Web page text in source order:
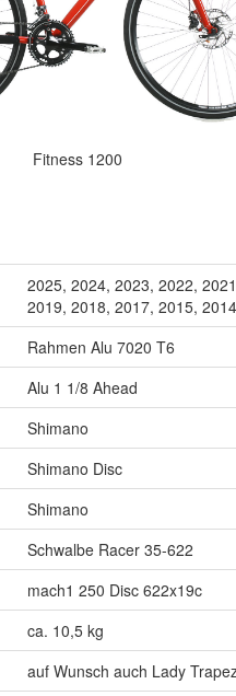
Fitness 1200
2025, 2024, 2023, 2022,
2019, 2018, 2017, 2015,
Rahmen Alu 7020 T6
Alu 1 1/8 Ahead
Shimano
Shimano Disc
Shimano
Schwalbe Racer 35-622
mach1 250 Disc 622x19c
ca. 10,5 kg
auf Wunsch auch Lady